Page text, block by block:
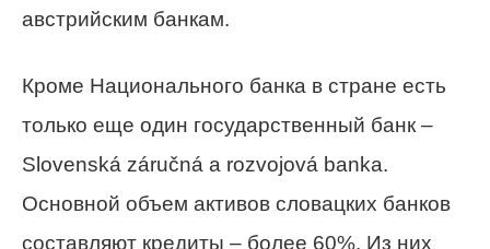
австрийским банкам.
Кроме Национального банка в стране есть
только еще один государственный банк –
Slovenská záručná a rozvojová banka.
Основной объем активов словацких банков
составляют кредиты – более 60%. Из них